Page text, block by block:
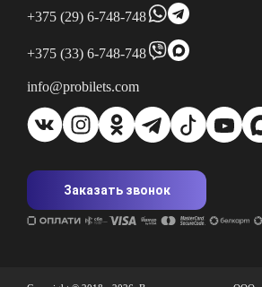
+375 (29) 6-748-748
+375 (33) 6-748-748
info@probilets.com
Заказать звонок